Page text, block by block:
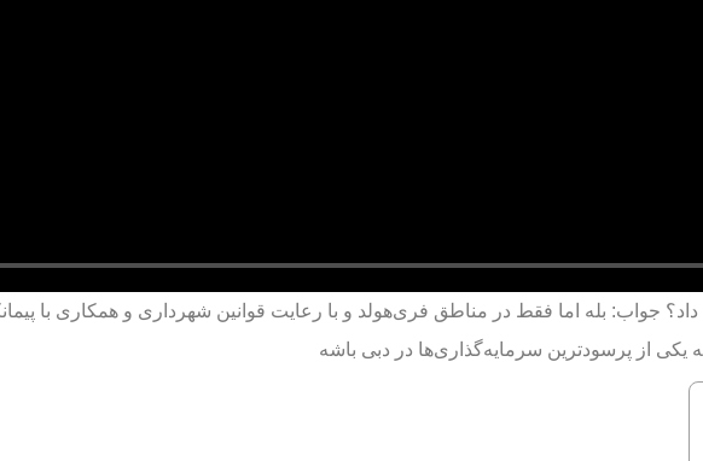
جواب: بله اما فقط در مناطق فری‌هولد و با رعایت قوانین شهرداری و همکاری با
یکی از پرسودترین سرمایه‌گذاری‌ها در دبی باشه